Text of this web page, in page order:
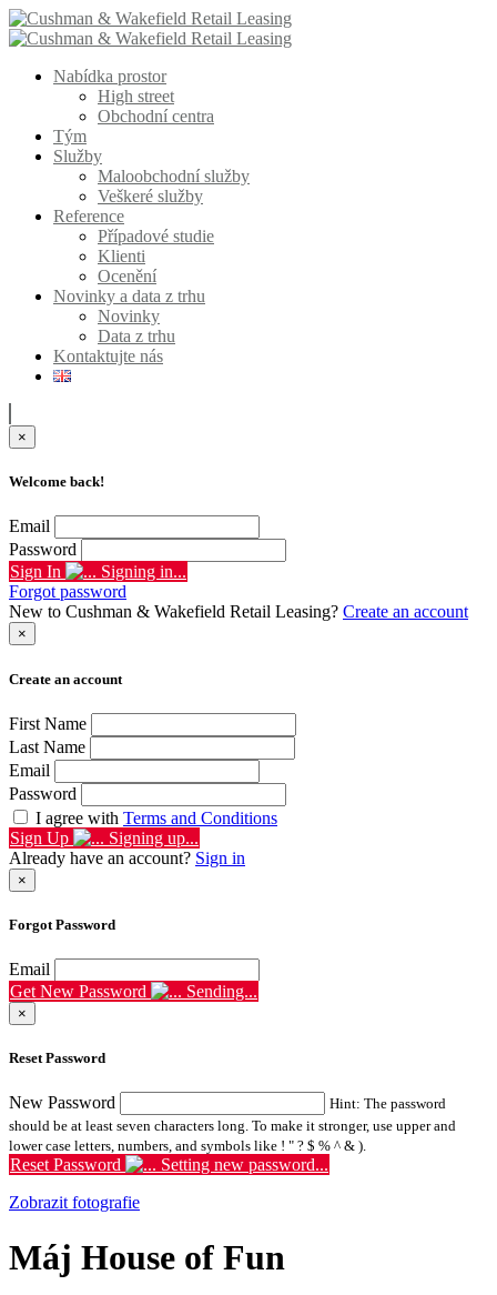
Nabídka prostor
High street
Obchodní centra
Tým
Služby
Maloobchodní služby
Veškeré služby
Reference
Případové studie
Klienti
Ocenění
Novinky a data z trhu
Novinky
Data z trhu
Kontaktujte nás
×
Welcome back!
Email
Password
Sign In
Signing in...
Forgot password
New to Cushman & Wakefield Retail Leasing? Create an account
×
Create an account
First Name
Last Name
Email
Password
I agree with Terms and Conditions
Sign Up
Signing up...
Already have an account? Sign in
×
Forgot Password
Email
Get New Password
Sending...
×
Reset Password
New Password
Hint: The password
should be at least seven characters long. To make it stronger, use upper and
lower case letters, numbers, and symbols like ! " ? $ % ^ & ).
Reset Password
Setting new password...
Zobrazit fotografie
Máj House of Fun